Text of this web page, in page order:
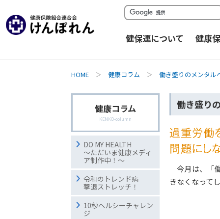
健保連について 健康
HOME ＞ 健康コラム ＞ 働き盛りのメンタル
働き盛り
今月は、「
きなくなって
健康コラム
KENKO-column
DO MY HEALTH
～ただいま健康メディ
ア制作中！～
令和のトレンド病
撃退ストレッチ！
10秒ヘルシーチャレン
ジ